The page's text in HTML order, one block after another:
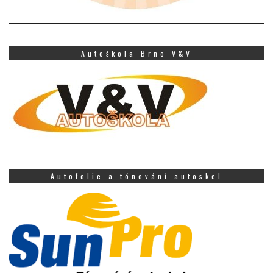
Autoškola Brno V&V
Autofolie a tónování autoskel